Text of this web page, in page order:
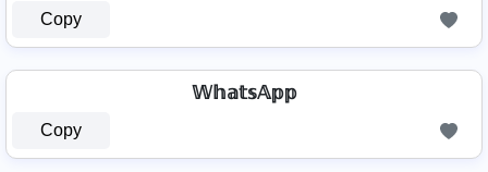
Copy
𝕎𝕙𝕒𝕥𝕤𝔸𝕡𝕡
Copy